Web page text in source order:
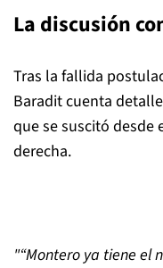
La discusión
Tras la fallida
Baradit cuenta
que se suscitó desde
derecha.
"“Montero ya tiene el